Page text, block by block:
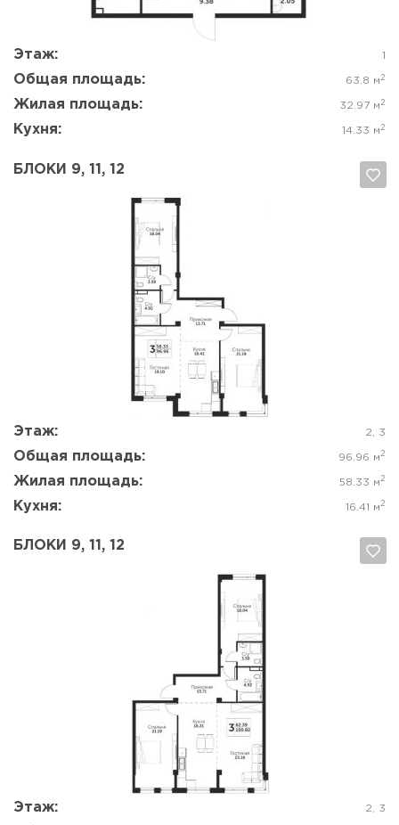
Этаж: 1
Общая площадь: 63.8 м 2
Жилая площадь: 32.97 м 2
Кухня: 14.33 м 2
БЛОКИ 9, 11, 12
Этаж: 2, 3
Общая площадь: 96.96 м 2
Жилая площадь: 58.33 м 2
Кухня: 16.41 м 2
Да, удалить
БЛОКИ 9, 11, 12
Этаж: 2, 3
Да, удалить Отмена